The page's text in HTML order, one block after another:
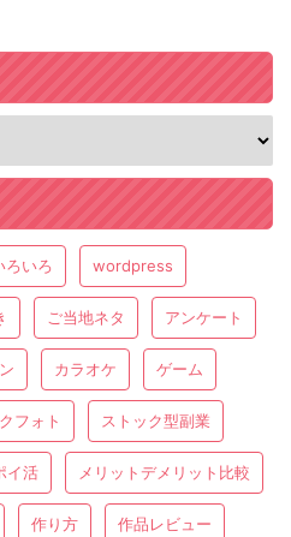
ろいろ wordpress
ご当地ネタ アンケート
カラオケ ゲーム
フォト ストック型副業
イ活 メリットデメリット比較
作り方 作品レビュー